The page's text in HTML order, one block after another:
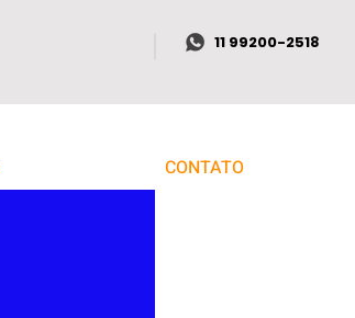
11 99200-2518
CONTATO